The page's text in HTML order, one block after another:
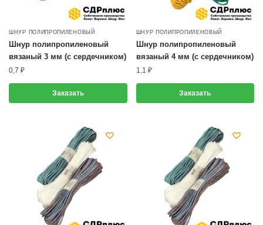
ШНУР ПОЛИПРОПИЛЕНОВЫЙ
Шнур полипропиленовый
вязаный 3 мм (с сердечником)
0,7 ₽
Заказать
ШНУР ПОЛИПРОПИЛЕНОВЫЙ
Шнур полипропиленовый
вязаный 4 мм (с сердечником)
1,1 ₽
Заказать